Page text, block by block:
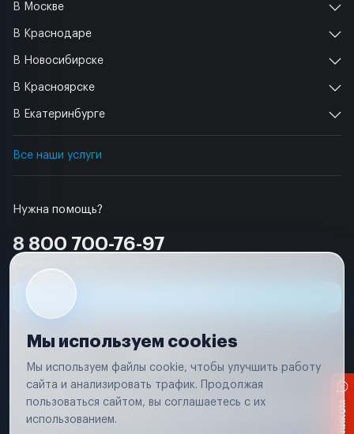
Нужна помощь?
8 800 700-76-97
В Москве
В Краснодаре
В Новосибирске
В Красноярске
В Екатеринбурге
Все наши услуги
Условия использования
Удаление аккаунта
Вся информация, представленная на сайте, носит исключительно
соответствии с положениями статьи 437 (п. 2) Гражданского кодекса
Мы используем cookies
Мы используем файлы cookie, чтобы улучшить работу
сайта и анализировать трафик. Продолжая
пользоваться сайтом, вы соглашаетесь с их
использованием.